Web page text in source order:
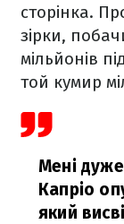
сторінка.
зірки,
мільйонів
той кумир
Мені
Капріо
який